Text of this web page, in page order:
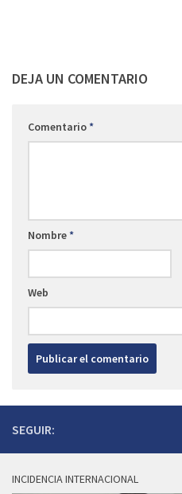
DEJA UN COMENTARIO
Comentario*
Nombre*
Web
SEGUIR:
INCIDENCIA INTERNACIONAL